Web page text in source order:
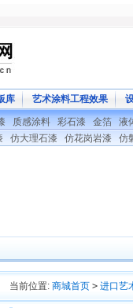
库 艺术涂料工程效果
质感涂料 彩石漆 金箔 液
仿大理石漆 仿花岗岩漆 仿
当前位置: 商城首页 > 进口艺